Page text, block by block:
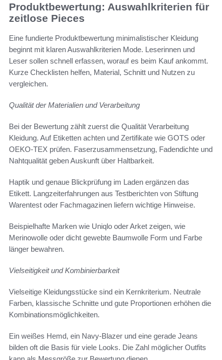
Produktbewertung: Auswahlkriterien für
zeitlose Pieces
Eine fundierte Produktbewertung minimalistischer Kleidung
beginnt mit klaren Auswahlkriterien Mode. Leserinnen und
Leser sollen schnell erfassen, worauf es beim Kauf ankommt.
Kurze Checklisten helfen, Material, Schnitt und Nutzen zu
vergleichen.
Qualität der Materialien und Verarbeitung
Bei der Bewertung zählt zuerst die Qualität Verarbeitung
Kleidung. Auf Etiketten achten und Zertifikate wie GOTS oder
OEKO-TEX prüfen. Faserzusammensetzung, Fadendichte und
Nahtqualität geben Auskunft über Haltbarkeit.
Haptik und genaue Blickprüfung im Laden ergänzen das
Etikett. Langzeiterfahrungen aus Testberichten von Stiftung
Warentest oder Fachmagazinen liefern wichtige Hinweise.
Beispielhafte Marken wie Uniqlo oder Arket zeigen, wie
Merinowolle oder dicht gewebte Baumwolle Form und Farbe
länger bewahren.
Vielseitigkeit und Kombinierbarkeit
Vielseitige Kleidungsstücke sind ein Kernkriterium. Neutrale
Farben, klassische Schnitte und gute Proportionen erhöhen die
Kombinationsmöglichkeiten.
Ein weißes Hemd, ein Navy-Blazer und eine gerade Jeans
bilden oft die Basis für viele Looks. Die Zahl möglicher Outfits